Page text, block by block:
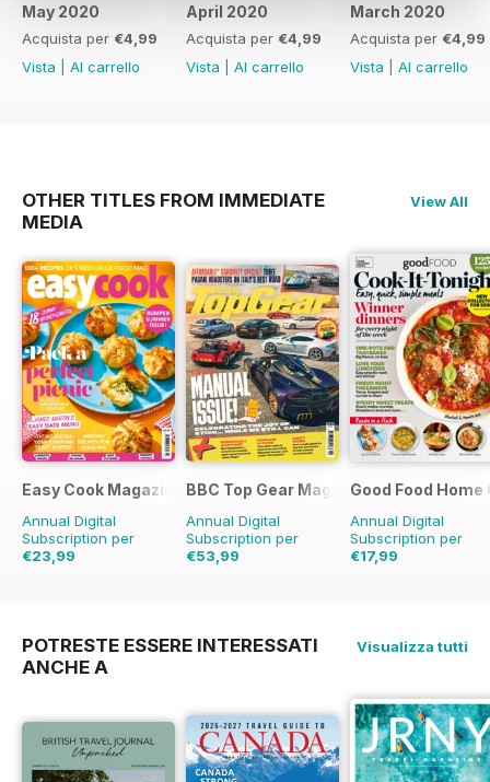
May 2020
Acquista per €4,99
Vista
Al carrello
April 2020
Acquista per €4,99
Vista
Al carrello
March 2020
Acquista per €4,99
Vista
Al carrello
OTHER TITLES FROM IMMEDIATE
MEDIA
View All
Easy Cook Magazine
Annual Digital
Subscription per
€23,99
BBC Top Gear Magazine
Annual Digital
Subscription per
€53,99
Good Food
Annual Digital
Subscription per
€17,99
POTRESTE ESSERE INTERESSATI
ANCHE A
Visualizza tutti